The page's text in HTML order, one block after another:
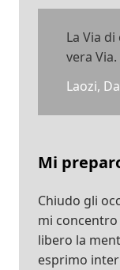
La Via
vera Via.
Laozi,
Mi
Chiudo gli
mi
libero la
esprimo